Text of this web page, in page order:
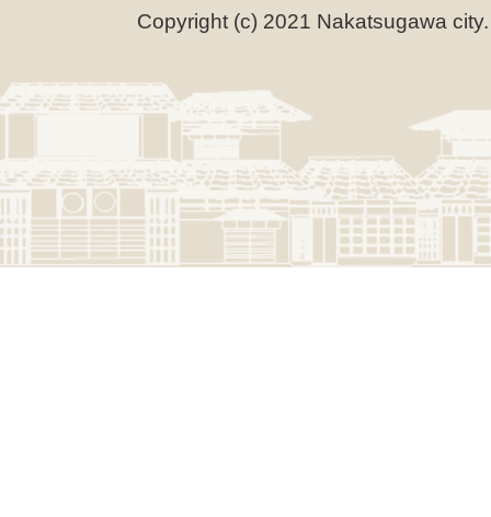
Copyright (c) 2021 Nakatsugawa